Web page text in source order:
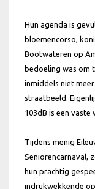
Hun agenda is
bloemencorso,
Bootwateren op
bedoeling was om
inmiddels niet
straatbeeld.
103dB is een
Tijdens menig
Seniorencarnaval,
hun prachtig
indrukwekkende